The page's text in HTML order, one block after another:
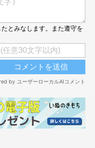
車に乗せるわけにもいか
1才になる前からキャンプ
にかく車酔いがひどかっ
さん出てきて、しばらく走